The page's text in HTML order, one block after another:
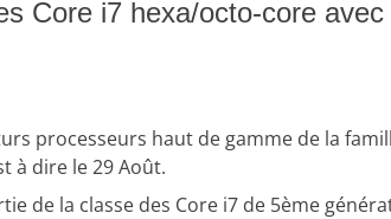
Core i7 hexa/octo-core avec
processeurs haut de gamme de la
à dire le 29 Août.
de la classe des Core i7 de 5ème